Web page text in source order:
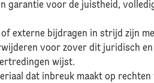
garantie voor de juistheid,
externe bijdragen in strijd zijn
voor zover dit juridisch
wijst.
dat inbreuk maakt op